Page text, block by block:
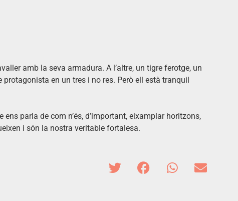
amb la seva armadura. A l’altre, un tigre ferotge, un
en un tres i no res. Però ell està tranquil
parla de com n’és, d’important, eixamplar horitzons,
i són la nostra veritable fortalesa.